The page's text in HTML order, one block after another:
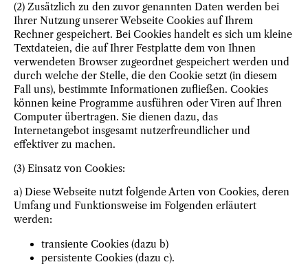
(2) Zusätzlich zu den zuvor genannten Daten werden bei
Ihrer Nutzung unserer Webseite Cookies auf Ihrem
Rechner gespeichert. Bei Cookies handelt es sich um kleine
Textdateien, die auf Ihrer Festplatte dem von Ihnen
verwendeten Browser zugeordnet gespeichert werden und
durch welche der Stelle, die den Cookie setzt (in diesem
Fall uns), bestimmte Informationen zufließen. Cookies
können keine Programme ausführen oder Viren auf Ihren
Computer übertragen. Sie dienen dazu, das
Internetangebot insgesamt nutzerfreundlicher und
effektiver zu machen.
(3) Einsatz von Cookies:
a) Diese Webseite nutzt folgende Arten von Cookies, deren
Umfang und Funktionsweise im Folgenden erläutert
werden:
transiente Cookies (dazu b)
persistente Cookies (dazu c).